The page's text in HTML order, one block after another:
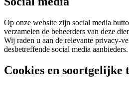
Op onze website zijn social media
verzamelen de beheerders van deze
Wij raden u aan de relevante privacy-
desbetreffende social media aanbieders.
Cookies en soortgelijke